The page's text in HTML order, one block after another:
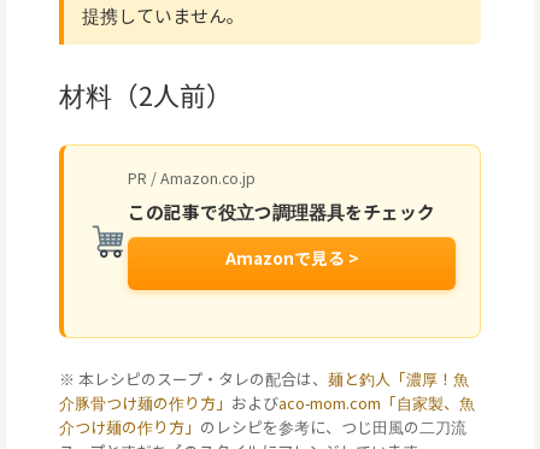
提携していません。
材料（2人前）
PR / Amazon.co.jp
この記事で役立つ調理器具をチェック
Amazonで見る >
※ 本レシピのスープ・タレの配合は、 麺と釣人「濃厚！魚
介豚骨つけ麺の作り方」 およびaco-mom.com「自家製、魚
介つけ麺の作り方」 のレシピを参考に、つじ田風の二刀流